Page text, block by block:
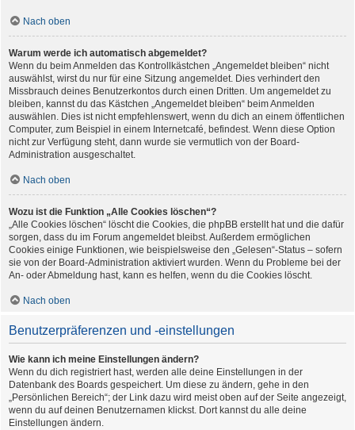
Nach oben
Warum werde ich automatisch abgemeldet?
Wenn du beim Anmelden das Kontrollkästchen „Angemeldet bleiben“ nicht
auswählst, wirst du nur für eine Sitzung angemeldet. Dies verhindert den
Missbrauch deines Benutzerkontos durch einen Dritten. Um angemeldet zu
bleiben, kannst du das Kästchen „Angemeldet bleiben“ beim Anmelden
auswählen. Dies ist nicht empfehlenswert, wenn du dich an einem öffentlichen
Computer, zum Beispiel in einem Internetcafé, befindest. Wenn diese Option
nicht zur Verfügung steht, dann wurde sie vermutlich von der Board-
Administration ausgeschaltet.
Nach oben
Wozu ist die Funktion „Alle Cookies löschen“?
„Alle Cookies löschen“ löscht die Cookies, die phpBB erstellt hat und die dafür
sorgen, dass du im Forum angemeldet bleibst. Außerdem ermöglichen
Cookies einige Funktionen, wie beispielsweise den „Gelesen“-Status – sofern
sie von der Board-Administration aktiviert wurden. Wenn du Probleme bei der
An- oder Abmeldung hast, kann es helfen, wenn du die Cookies löscht.
Nach oben
Benutzerpräferenzen und -einstellungen
Wie kann ich meine Einstellungen ändern?
Wenn du dich registriert hast, werden alle deine Einstellungen in der
Datenbank des Boards gespeichert. Um diese zu ändern, gehe in den
„Persönlichen Bereich“; der Link dazu wird meist oben auf der Seite angezeigt,
wenn du auf deinen Benutzernamen klickst. Dort kannst du alle deine
Einstellungen ändern.